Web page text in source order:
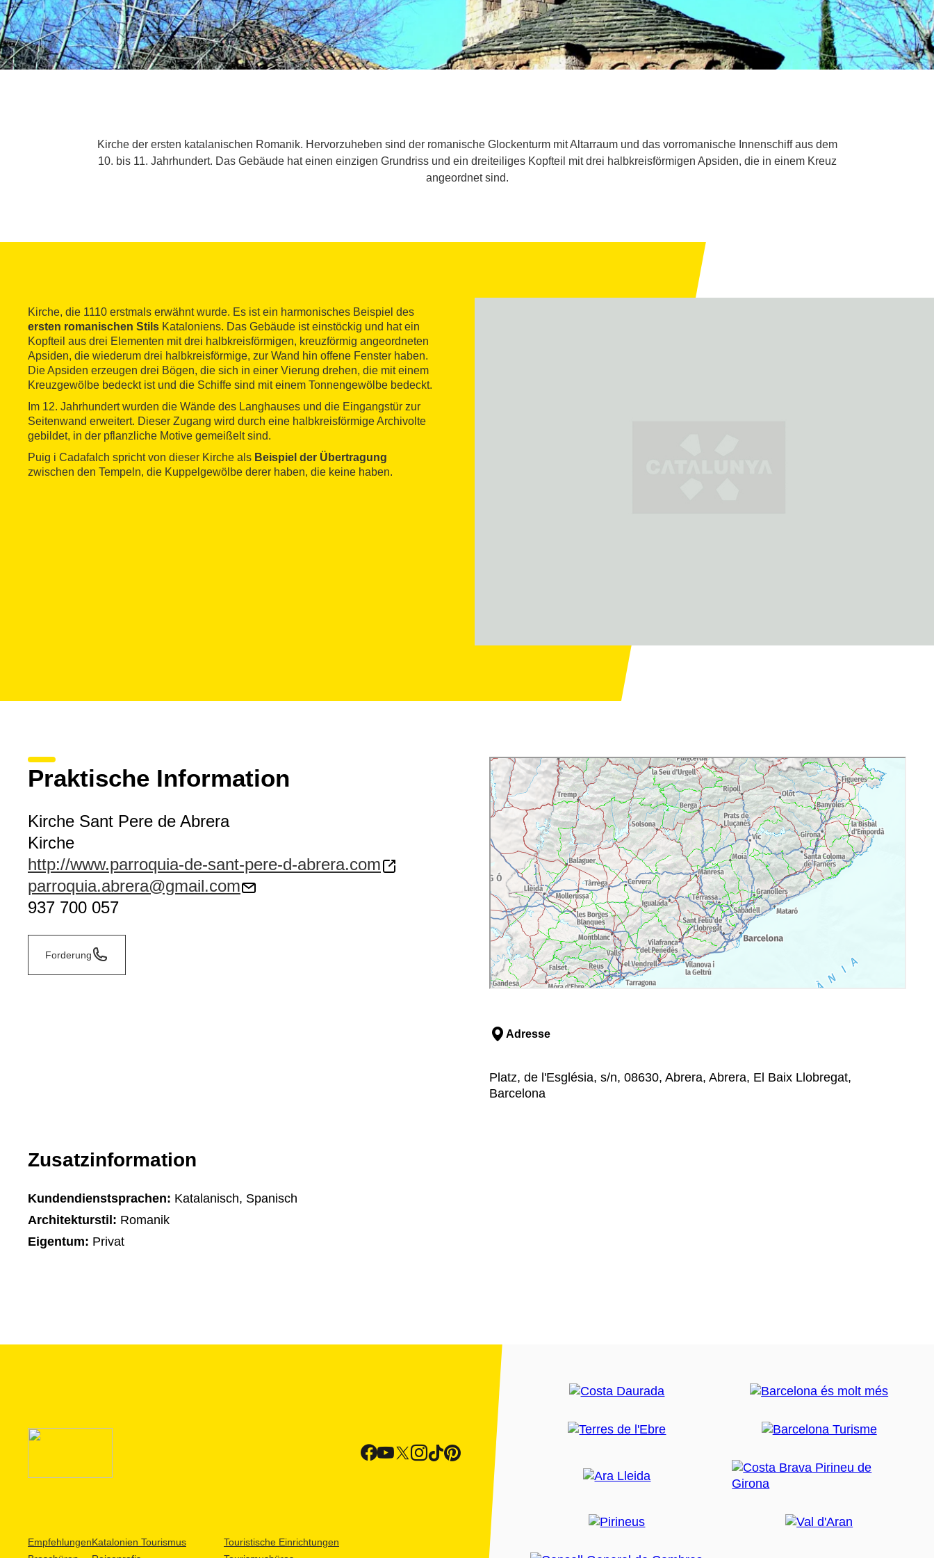
Kirche der ersten katalanischen Romanik. Hervorzuheben sind der romanische Glockenturm mit Altarraum und das vorromanische Innenschiff aus dem
10. bis 11. Jahrhundert. Das Gebäude hat einen einzigen Grundriss und ein dreiteiliges Kopfteil mit drei halbkreisförmigen Apsiden, die in einem Kreuz
angeordnet sind.
Kirche, die 1110 erstmals erwähnt wurde. Es ist ein harmonisches Beispiel des
ersten romanischen Stils Kataloniens. Das Gebäude ist einstöckig und hat ein
Kopfteil aus drei Elementen mit drei halbkreisförmigen, kreuzförmig angeordneten
Apsiden, die wiederum drei halbkreisförmige, zur Wand hin offene Fenster haben.
Die Apsiden erzeugen drei Bögen, die sich in einer Vierung drehen, die mit einem
Kreuzgewölbe bedeckt ist und die Schiffe sind mit einem Tonnengewölbe bedeckt.
Im 12. Jahrhundert wurden die Wände des Langhauses und die Eingangstür zur
Seitenwand erweitert. Dieser Zugang wird durch eine halbkreisförmige Archivolte
gebildet, in der pflanzliche Motive gemeißelt sind.
Puig i Cadafalch spricht von dieser Kirche als Beispiel der Übertragung
zwischen den Tempeln, die Kuppelgewölbe derer haben, die keine haben.
Praktische Information
Kirche Sant Pere de Abrera
Kirche
http://www.parroquia-de-sant-pere-d-abrera.com
parroquia.abrera@gmail.com
937 700 057
Forderung
Adresse
Platz, de l'Església, s/n, 08630, Abrera, Abrera, El Baix Llobregat,
Barcelona
Zusatzinformation
Kundendienstsprachen: Katalanisch, Spanisch
Architekturstil: Romanik
Eigentum: Privat
EmpfehlungenKatalonien Tourismus
Touristische Einrichtungen